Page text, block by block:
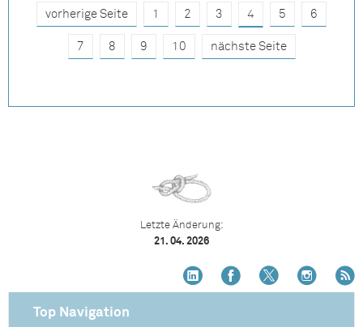
vorherige Seite 1 2 3 4 5 6
7 8 9 10 nächste Seite
Letzte Änderung:
21. 04. 2026
Top Navigation